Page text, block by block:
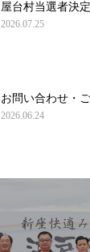
屋台村当選者決
2026.07.25
お問い合わせ・
2026.06.24